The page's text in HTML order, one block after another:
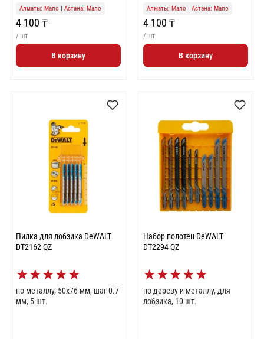
Алматы: Мало Астана: Мало
4 100 ₸
/ шт
В корзину
Алматы: Мало Астана: Мало
4 100 ₸
/ шт
В корзину
Пилка для лобзика DeWALT
DT2162-QZ
★★★★★
по металлу, 50x76 мм, шаг 0.7
мм, 5 шт.
Набор полотен DeWALT
DT2294-QZ
★★★★★
по дереву и металлу, для
лобзика, 10 шт.